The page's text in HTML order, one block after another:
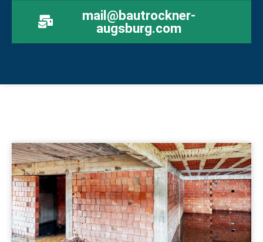
mail@bautrockner-
augsburg.com